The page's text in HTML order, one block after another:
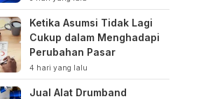
Ketika Asumsi Tidak Lagi
Cukup dalam Menghadapi
Perubahan Pasar
4 hari yang lalu
Jual Alat Drumband